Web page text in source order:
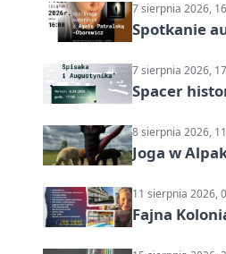
7 sierpnia 2026,
Spotkanie
7 sierpnia 2026,
Spacer
8 sierpnia 2026,
Joga w
11 sierpnia 2026,
Fajna